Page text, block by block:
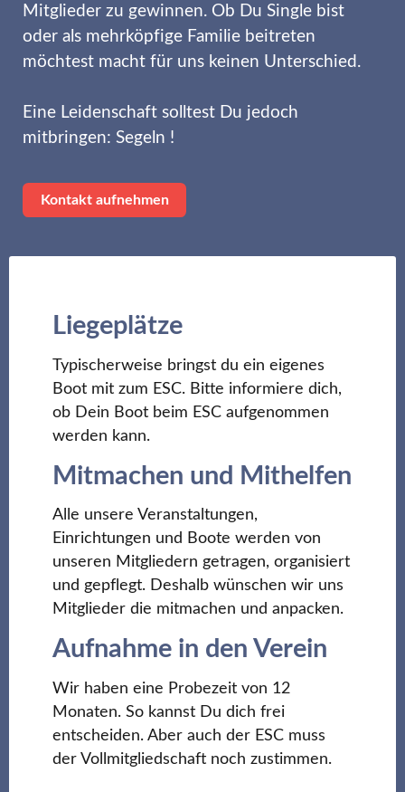
Mitglieder zu gewinnen. Ob Du Single bist
oder als mehrköpfige Familie beitreten
möchtest macht für uns keinen Unterschied.
Eine Leidenschaft solltest Du jedoch
mitbringen: Segeln !
Kontakt aufnehmen
Liegeplätze
Typischerweise bringst du ein eigenes
Boot mit zum ESC. Bitte informiere dich,
ob Dein Boot beim ESC aufgenommen
werden kann.
Mitmachen und Mithelfen
Alle unsere Veranstaltungen,
Einrichtungen und Boote werden von
unseren Mitgliedern getragen, organisiert
und gepflegt. Deshalb wünschen wir uns
Mitglieder die mitmachen und anpacken.
Aufnahme in den Verein
Wir haben eine Probezeit von 12
Monaten. So kannst Du dich frei
entscheiden. Aber auch der ESC muss
der Vollmitgliedschaft noch zustimmen.